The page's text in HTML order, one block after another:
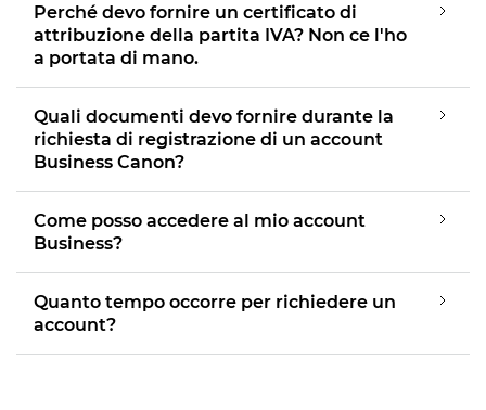
Perché devo fornire un certificato di
attribuzione della partita IVA? Non ce l'ho
a portata di mano.
Quali documenti devo fornire durante la
richiesta di registrazione di un account
Business Canon?
Come posso accedere al mio account
Business?
Quanto tempo occorre per richiedere un
account?